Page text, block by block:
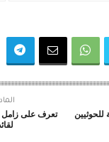
تعرف على زامل
للحوثيين